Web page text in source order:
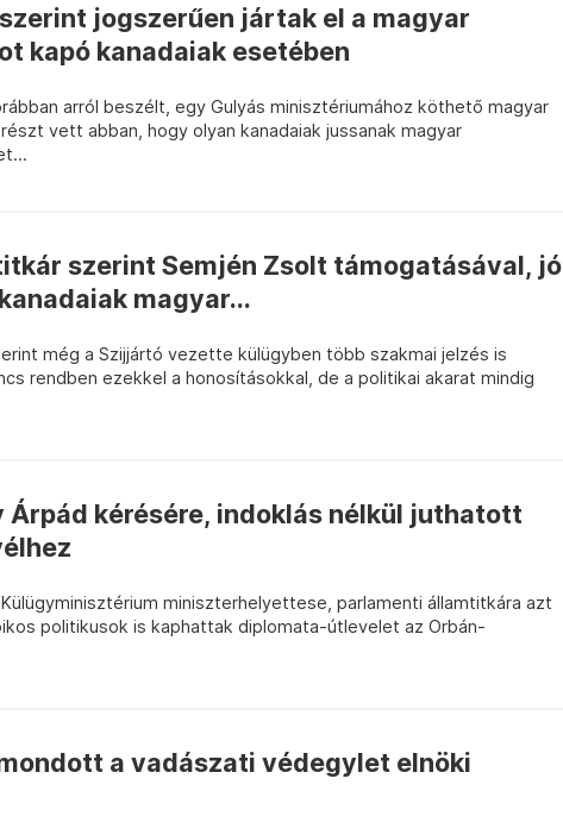
jogszerűen jártak el a magyar
kapó kanadaiak esetében
arról beszélt, egy Gulyás minisztériumához köthető magyar
vett abban, hogy olyan kanadaiak jussanak magyar
szerint Semjén Zsolt támogatásával, jó
magyar...
még a Szijjártó vezette külügyben több szakmai jelzés is
rendben ezekkel a honosításokkal, de a politikai akarat mindig
Árpád kérésére, indoklás nélkül juthatott
miniszterhelyettese, parlamenti államtitkára azt
politikusok is kaphattak diplomata-útlevelet az Orbán-
a vadászati védegylet elnöki